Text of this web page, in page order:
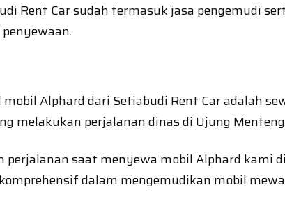
Rent Car sudah termasuk jasa pengemudi
Alphard dari Setiabudi Rent Car adalah
melakukan perjalanan dinas di Ujung
saat menyewa mobil Alphard kami
dalam mengemudikan mobil